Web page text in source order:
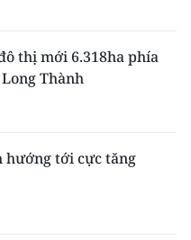
thị mới 6.318ha phía
Thành
hướng tới cực tăng